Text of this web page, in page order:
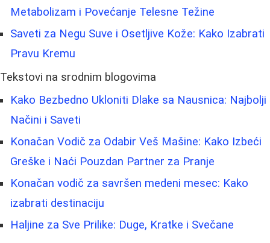
Metabolizam i Povećanje Telesne Težine
Saveti za Negu Suve i Osetljive Kože: Kako Izabrati
Pravu Kremu
Tekstovi na srodnim blogovima
Kako Bezbedno Ukloniti Dlake sa Nausnica: Najbolji
Načini i Saveti
Konačan Vodič za Odabir Veš Mašine: Kako Izbeći
Greške i Naći Pouzdan Partner za Pranje
Konačan vodič za savršen medeni mesec: Kako
izabrati destinaciju
Haljine za Sve Prilike: Duge, Kratke i Svečane